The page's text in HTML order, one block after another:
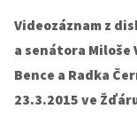
Videozáznam z
a senátora
Bence a Radka
23.3.2015 ve